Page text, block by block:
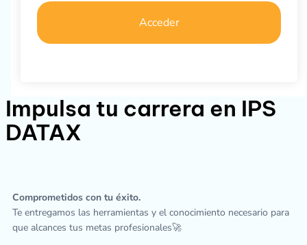
Acceder
Impulsa tu carrera en IPS
DATAX
Comprometidos con tu éxito.
Te entregamos las herramientas y el conocimiento necesario para
que alcances tus metas profesionales🚀